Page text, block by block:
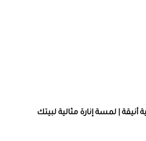
| لمسة إنارة مثالية لبيتك